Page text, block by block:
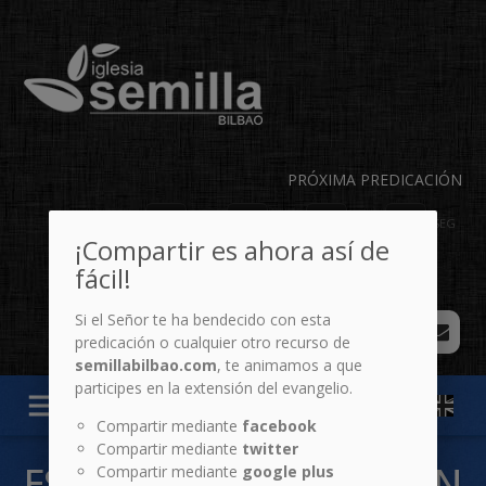
PRÓXIMA PREDICACIÓN
SEG
menu
¡Compartir es ahora así de
fácil!
Si el Señor te ha bendecido con esta
predicación o cualquier otro recurso de
semillabilbao.com, te animamos a que
participes en la extensión del evangelio.
Compartir mediante facebook
Compartir mediante twitter
Compartir mediante google plus